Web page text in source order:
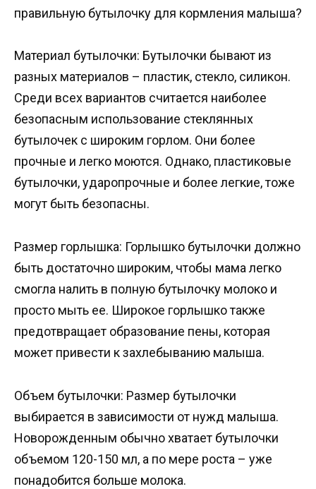
правильную бутылочку для кормления малыша?
Материал бутылочки: Бутылочки бывают из
разных материалов – пластик, стекло, силикон.
Среди всех вариантов считается наиболее
безопасным использование стеклянных
бутылочек с широким горлом. Они более
прочные и легко моются. Однако, пластиковые
бутылочки, ударопрочные и более легкие, тоже
могут быть безопасны.
Размер горлышка: Горлышко бутылочки должно
быть достаточно широким, чтобы мама легко
смогла налить в полную бутылочку молоко и
просто мыть ее. Широкое горлышко также
предотвращает образование пены, которая
может привести к захлебыванию малыша.
Объем бутылочки: Размер бутылочки
выбирается в зависимости от нужд малыша.
Новорожденным обычно хватает бутылочки
объемом 120-150 мл, а по мере роста – уже
понадобится больше молока.